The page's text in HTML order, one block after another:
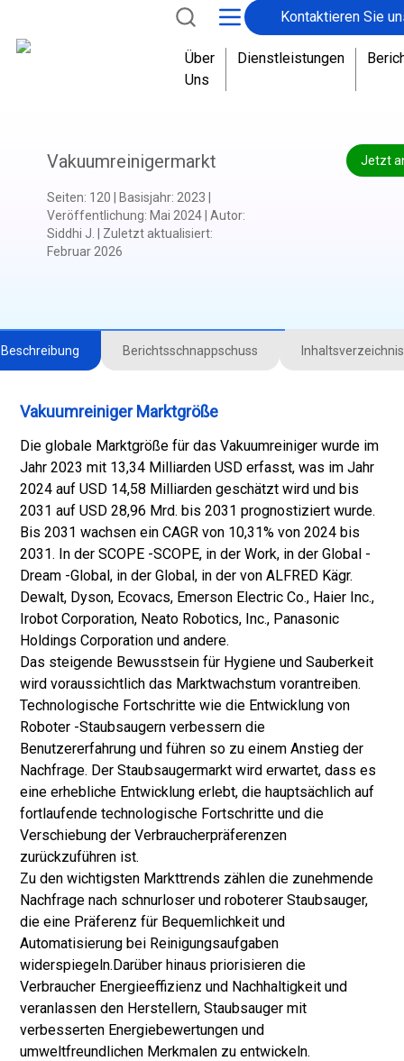
Kontaktieren Sie
Über
Uns
Dienstleistungen
Jetzt
Vakuumreinigermarkt
Seiten: 120 Basisjahr: 2023
Veröffentlichung: Mai 2024| Autor:
Siddhi J.
Zuletzt aktualisiert:
Februar 2026
Beschreibung Berichtsschnappschuss Inhaltsverzeichnis
Vakuumreiniger Marktgröße
Die globale Marktgröße für das Vakuumreiniger wurde im
Jahr 2023 mit 13,34 Milliarden USD erfasst, was im Jahr
2024 auf USD 14,58 Milliarden geschätzt wird und bis
2031 auf USD 28,96 Mrd. bis 2031 prognostiziert wurde.
Bis 2031 wachsen ein CAGR von 10,31% von 2024 bis
2031. In der SCOPE -SCOPE, in der Work, in der Global -
Dream -Global, in der Global, in der von ALFRED Kägr.
Dewalt, Dyson, Ecovacs, Emerson Electric Co., Haier Inc.,
Irobot Corporation, Neato Robotics, Inc., Panasonic
Holdings Corporation und andere.
Das steigende Bewusstsein für Hygiene und Sauberkeit
wird voraussichtlich das Marktwachstum vorantreiben.
Technologische Fortschritte wie die Entwicklung von
Roboter -Staubsaugern verbessern die
Benutzererfahrung und führen so zu einem Anstieg der
Nachfrage. Der Staubsaugermarkt wird erwartet, dass es
eine erhebliche Entwicklung erlebt, die hauptsächlich auf
fortlaufende technologische Fortschritte und die
Verschiebung der Verbraucherpräferenzen
zurückzuführen ist.
Zu den wichtigsten Markttrends zählen die zunehmende
Nachfrage nach schnurloser und roboterer Staubsauger,
die eine Präferenz für Bequemlichkeit und
Automatisierung bei Reinigungsaufgaben
widerspiegeln.Darüber hinaus priorisieren die
Verbraucher Energieeffizienz und Nachhaltigkeit und
veranlassen den Herstellern, Staubsauger mit
verbesserten Energiebewertungen und
umweltfreundlichen Merkmalen zu entwickeln.